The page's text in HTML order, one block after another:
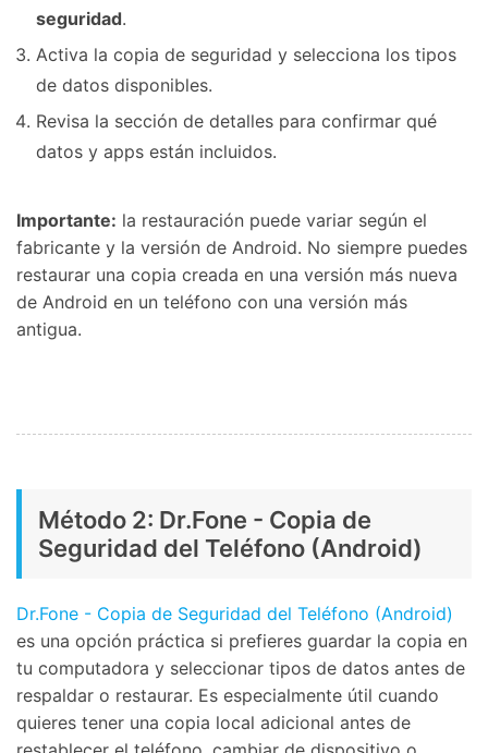
seguridad.
Activa la copia de seguridad y selecciona los tipos
de datos disponibles.
Revisa la sección de detalles para confirmar qué
datos y apps están incluidos.
Importante: la restauración puede variar según el
fabricante y la versión de Android. No siempre puedes
restaurar una copia creada en una versión más nueva
de Android en un teléfono con una versión más
antigua.
Método 2: Dr.Fone - Copia de
Seguridad del Teléfono (Android)
Dr.Fone - Copia de Seguridad del Teléfono (Android)
es una opción práctica si prefieres guardar la copia en
tu computadora y seleccionar tipos de datos antes de
respaldar o restaurar. Es especialmente útil cuando
quieres tener una copia local adicional antes de